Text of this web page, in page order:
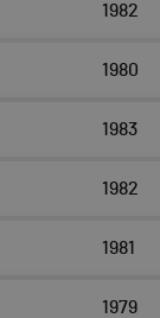
1982
1980
1983
1982
1981
1979